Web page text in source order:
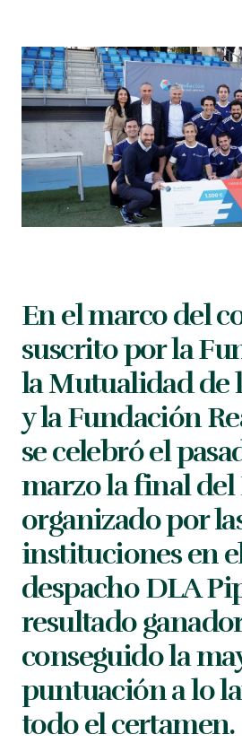
Español
En el marco del
suscrito por la
la Mutualidad de
y la Fundación
se celebró el
marzo la final del
organizado por
instituciones en
despacho DLA
resultado
conseguido la
puntuación a lo
todo el certamen.